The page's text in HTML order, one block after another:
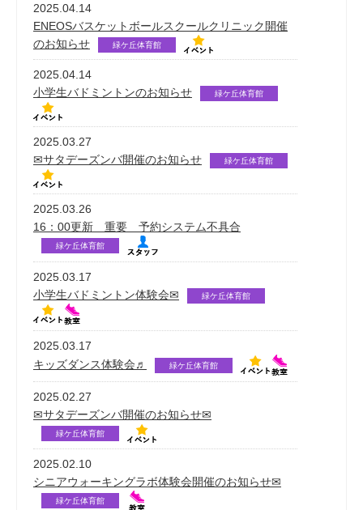
2025.04.14
ENEOSバスケットボールスクールクリニック開催
のお知らせ
緑ケ丘体育館
2025.04.14
小学生バドミントンのお知らせ
緑ケ丘体育館
2025.03.27
✉サタデーズンバ開催のお知らせ
緑ケ丘体育館
2025.03.26
16：00更新 重要 予約システム不具合
緑ケ丘体育館
2025.03.17
小学生バドミントン体験会✉
緑ケ丘体育館
2025.03.17
キッズダンス体験会♬
緑ケ丘体育館
2025.02.27
✉サタデーズンバ開催のお知らせ✉
緑ケ丘体育館
2025.02.10
シニアウォーキングラボ体験会開催のお知らせ✉
緑ケ丘体育館